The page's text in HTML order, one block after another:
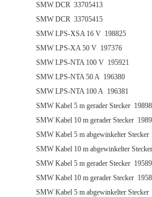
SMW DCR 33705413
SMW DCR 33705415
SMW LPS-XSA 16 V 198825
SMW LPS-XA 50 V 197376
SMW LPS-NTA 100 V 195921
SMW LPS-NTA 50 A 196380
SMW LPS-NTA 100 A 196381
SMW Kabel 5 m gerader Stecker
SMW Kabel 10 m gerader Stecker
SMW Kabel 5 m abgewinkelter
SMW Kabel 10 m abgewinkelter
SMW Kabel 5 m gerader Stecker
SMW Kabel 10 m gerader Stecker
SMW Kabel 5 m abgewinkelter